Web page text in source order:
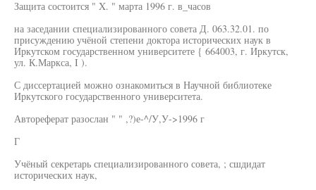
Защита состоится " X. " марта 1996 г. в_часов
на заседании специализированного совета Д. 063.32.01. по
присуждению учёной степени доктора исторических наук в
Иркутском государственном университете { 664003, г. Иркутск,
ул. К.Маркса, I ).
С диссертацией можно ознакомиться в Научной библиотеке
Иркутского государственного университета.
Автореферат разослан " " ,?)е-^/У,У->1996 г
Г
Учёный секретарь специализированного совета, ; сшдидат
исторических наук,